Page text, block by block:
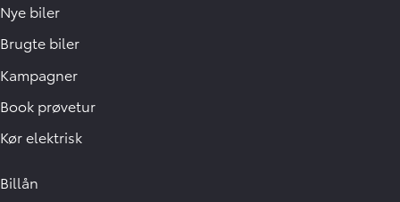
Nye biler
Brugte biler
Kampagner
Book prøvetur
Kør elektrisk
Billån